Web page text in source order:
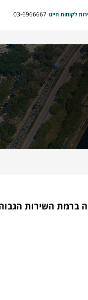
03-6966667 לקוחות חייגו
ברמת השירות